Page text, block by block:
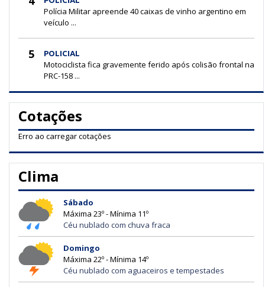
Polícia Militar apreende 40 caixas de vinho argentino em
veículo ...
5 POLICIAL
Motociclista fica gravemente ferido após colisão frontal na
PRC-158 ...
Cotações
Erro ao carregar cotações
Clima
Sábado
Máxima 23º - Mínima 11º
Céu nublado com chuva fraca
Domingo
Máxima 22º - Mínima 14º
Céu nublado com aguaceiros e tempestades